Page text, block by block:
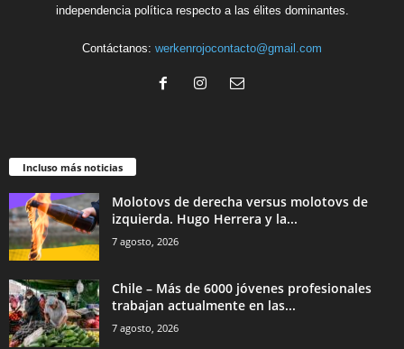
independencia política respecto a las élites dominantes.
Contáctanos: werkenrojocontacto@gmail.com
Incluso más noticias
Molotovs de derecha versus molotovs de
izquierda. Hugo Herrera y la...
7 agosto, 2026
Chile – Más de 6000 jóvenes profesionales
trabajan actualmente en las...
7 agosto, 2026